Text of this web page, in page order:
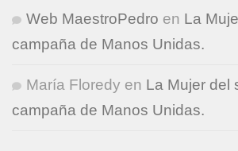
Web MaestroPedro en La
campaña de Manos Unidas.
María Floredy en La Mujer del
campaña de Manos Unidas.